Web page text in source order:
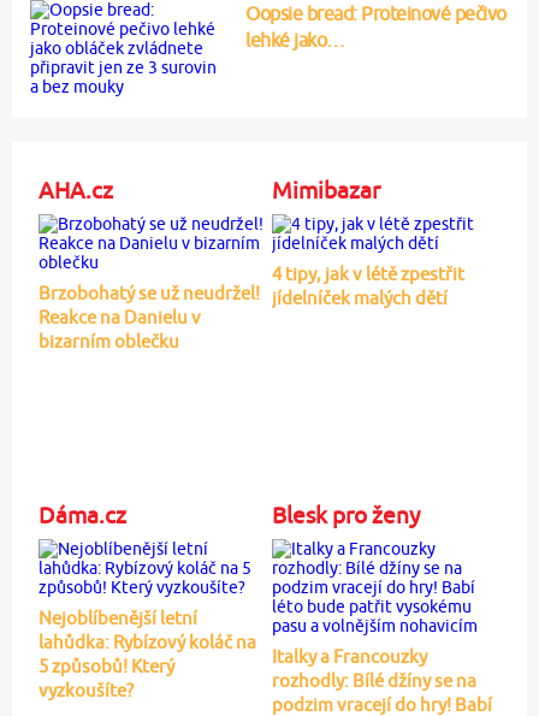
Oopsie bread: Proteinové pečivo
lehké jako…
AHA.cz
Brzobohatý se už neudržel!
Reakce na Danielu v
bizarním oblečku
Mimibazar
4 tipy, jak v létě zpestřit
jídelníček malých dětí
Dáma.cz
Nejoblíbenější letní
lahůdka: Rybízový koláč na
5 způsobů! Který
vyzkoušíte?
Blesk pro ženy
Italky a Francouzky
rozhodly: Bílé džíny se na
podzim vracejí do hry! Babí